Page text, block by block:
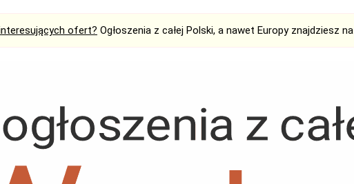
ofert? Ogłoszenia z całej Polski, a nawet Europy znajdziesz na